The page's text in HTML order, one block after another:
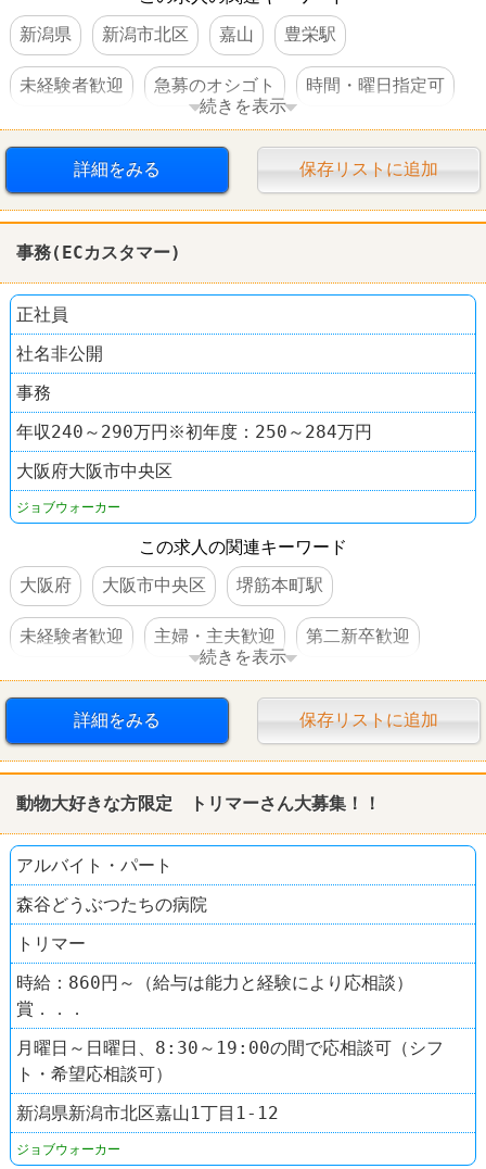
新潟県
新潟市北区 嘉山 豊栄駅
未経験者歓迎 急募のオシゴト 時間・曜日指定可
経験者優遇 交通費支給 社保完備 昇給あり
社員割引あり 制服あり
続きを表示
詳細をみる 保存リストに追加
事務(ECカスタマー)
正社員
社名非公開
事務
年収240～290万円※初年度：250～284万円
大阪府大阪市中央区
ジョブウォーカー
この求人の関連キーワード
大阪府
大阪市中央区 堺筋本町駅
未経験者歓迎 主婦・主夫歓迎 第二新卒歓迎
残業なし 転勤なし 交通費支給 社保完備
駅チカ
女性活躍
続きを表示
詳細をみる 保存リストに追加
動物大好きな方限定 トリマーさん大募集！！
アルバイト・パート
森谷どうぶつたちの病院
トリマー
時給：860円～（給与は能力と経験により応相談）
賞．．．
月曜日～日曜日、8:30～19:00の間で応相談可（シフ
ト・希望応相談可）
新潟県新潟市北区嘉山1丁目1-12
ジョブウォーカー